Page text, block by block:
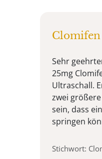
Sehr
25mg
Ultraschall.
zwei
sein, dass
springen
Stichwort: